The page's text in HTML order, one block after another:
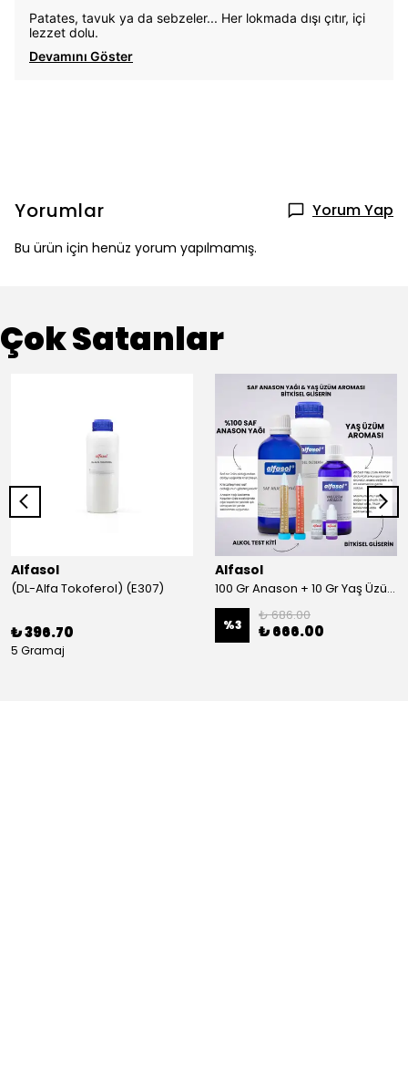
Patates, tavuk ya da sebzeler... Her lokmada dışı çıtır, içi
lezzet dolu.
Devamını Göster
Yorumlar Yorum Yap
Bu ürün için henüz yorum yapılmamış.
Çok Satanlar
Alfasol
(DL-Alfa Tokoferol) (E307)
₺ 396.70
5 Gramaj
Alfasol
100 Gr Anason + 10 Gr Yaş Üzüm + 250 Gr Gliserin + Alkol Test Kiti
%3
₺ 686.00
₺ 666.00